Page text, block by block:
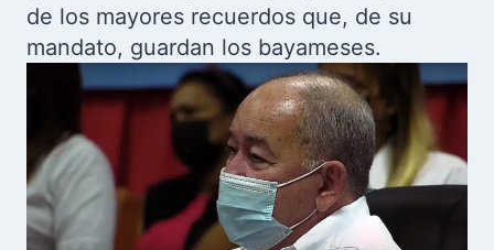
de los mayores recuerdos que, de su
mandato, guardan los bayameses.